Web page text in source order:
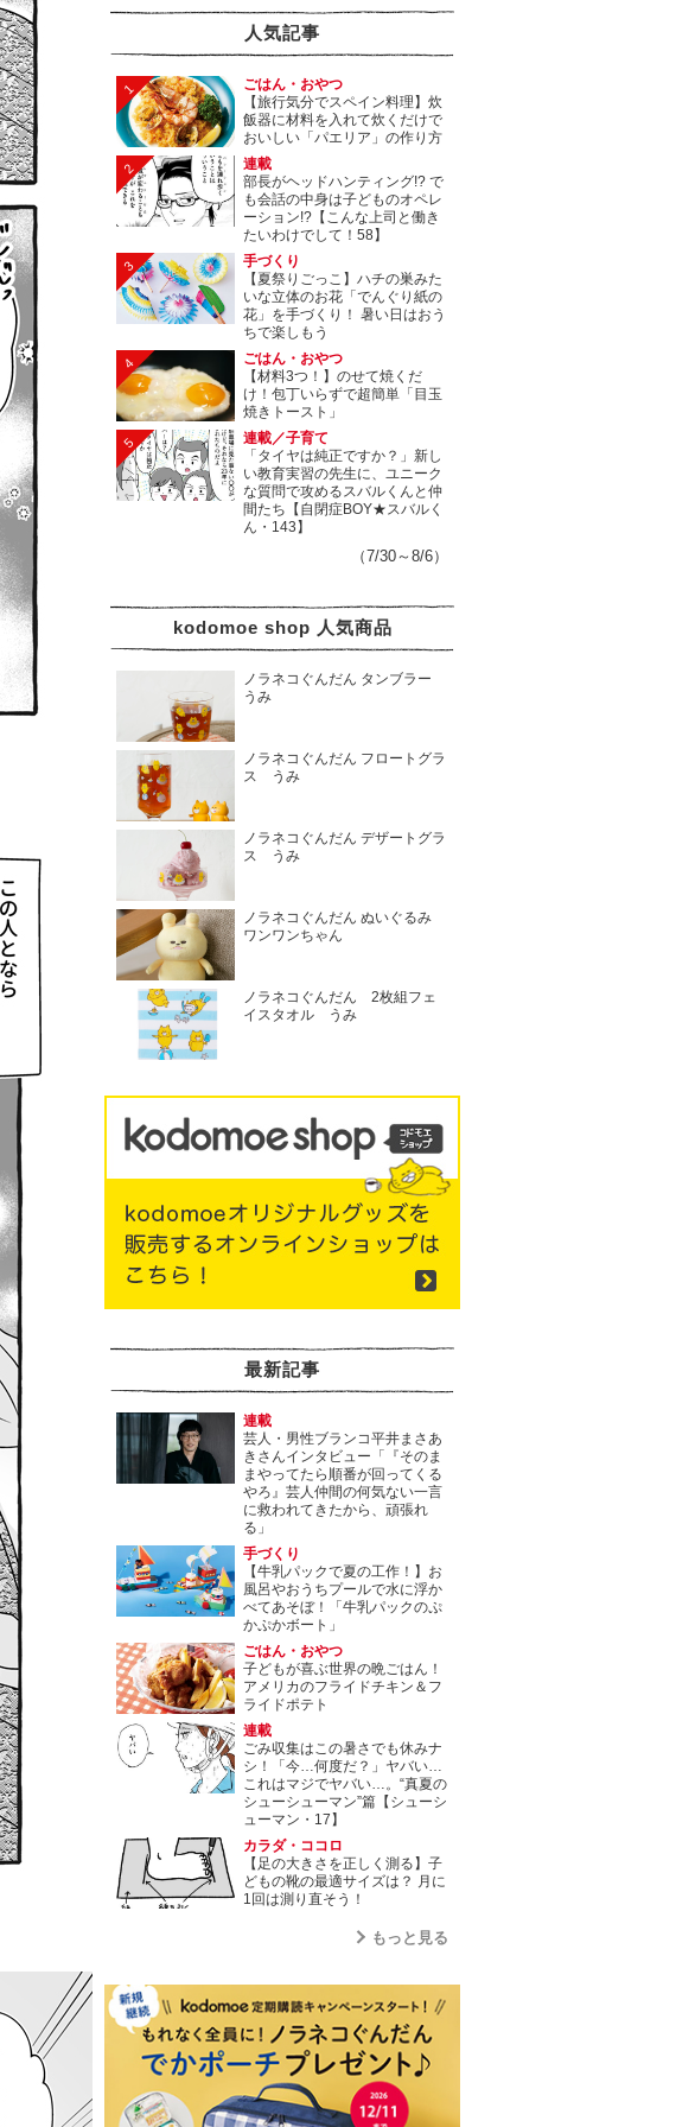
人気記事
1
ごはん・おやつ
【旅行気分でスペイン料理】炊
飯器に材料を入れて炊くだけで
おいしい「パエリア」の作り方
2
連載
部長がヘッドハンティング!? で
も会話の中身は子どものオペレ
ーション!?【こんな上司と働き
たいわけでして！58】
3
手づくり
【夏祭りごっこ】ハチの巣みた
いな立体のお花「でんぐり紙の
花」を手づくり！ 暑い日はおう
ちで楽しもう
4
ごはん・おやつ
【材料3つ！】のせて焼くだ
け！包丁いらずで超簡単「目玉
焼きトースト」
5
連載／子育て
「タイヤは純正ですか？」新し
い教育実習の先生に、ユニーク
な質問で攻めるスバルくんと仲
間たち【自閉症BOY★スバルく
ん・143】
（7/30～8/6）
kodomoe shop 人気商品
ノラネコぐんだん タンブラー
うみ
ノラネコぐんだん フロートグラ
ス うみ
ノラネコぐんだん デザートグラ
ス うみ
ノラネコぐんだん ぬいぐるみ
ワンワンちゃん
ノラネコぐんだん 2枚組フェ
イスタオル うみ
最新記事
連載
芸人・男性ブランコ平井まさあ
きさんインタビュー「『そのま
まやってたら順番が回ってくる
やろ』芸人仲間の何気ない一言
に救われてきたから、頑張れ
る」
手づくり
【牛乳パックで夏の工作！】お
風呂やおうちプールで水に浮か
べてあそぼ！「牛乳パックのぷ
かぷかボート」
ごはん・おやつ
子どもが喜ぶ世界の晩ごはん！
アメリカのフライドチキン＆フ
ライドポテト
連載
ごみ収集はこの暑さでも休みナ
シ！「今…何度だ？」ヤバい…
これはマジでヤバい…。“真夏の
シューシューマン”篇【シューシ
ューマン・17】
カラダ・ココロ
【足の大きさを正しく測る】子
どもの靴の最適サイズは？ 月に
1回は測り直そう！
もっと見る